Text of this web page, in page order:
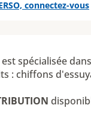
connectez-vous
est spécialisée
: chiffons